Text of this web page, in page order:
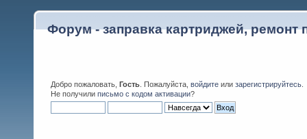
Форум - заправка картриджей, ремонт
Добро пожаловать, Гость . Пожалуйста, войдите или зарегистрируйтесь
Не получили письмо с кодом активации?